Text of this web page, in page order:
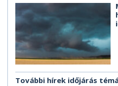
További hírek időjárás